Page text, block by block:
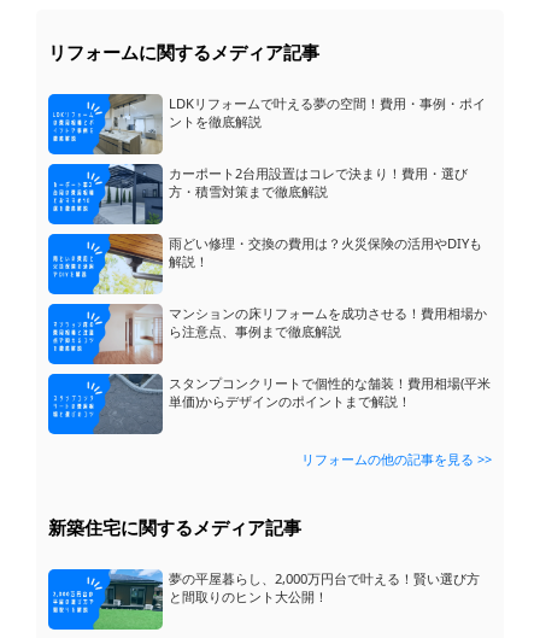
リフォームに関するメディア記事
LDKリフォームで叶える夢の空間！費用・事例・ポイ
ントを徹底解説
カーポート2台用設置はコレで決まり！費用・選び
方・積雪対策まで徹底解説
雨どい修理・交換の費用は？火災保険の活用やDIYも
解説！
マンションの床リフォームを成功させる！費用相場か
ら注意点、事例まで徹底解説
スタンプコンクリートで個性的な舗装！費用相場(平米
単価)からデザインのポイントまで解説！
リフォームの他の記事を見る >>
新築住宅に関するメディア記事
夢の平屋暮らし、2,000万円台で叶える！賢い選び方
と間取りのヒント大公開！